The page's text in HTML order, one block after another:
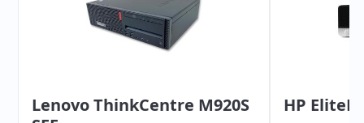
Lenovo ThinkCentre M920S
HP